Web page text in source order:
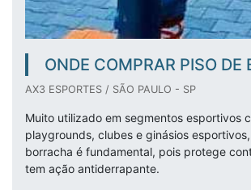
ONDE COMPRAR PISO DE
AX3 ESPORTES / SÃO PAULO - SP
Muito utilizado em segmentos esportivos
playgrounds, clubes e ginásios
borracha é fundamental, pois protege
tem ação antiderrapante.